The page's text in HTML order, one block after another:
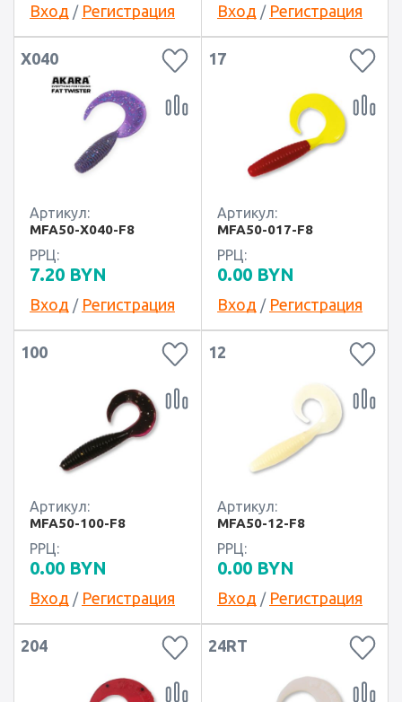
Вход / Регистрация Вход / Регистрация
X040
Артикул:
MFA50-X040-F8
РРЦ:
7.20 BYN
Вход / Регистрация
17
Артикул:
MFA50-017-F8
РРЦ:
0.00 BYN
Вход / Регистрация
100
Артикул:
MFA50-100-F8
РРЦ:
0.00 BYN
Вход / Регистрация
12
Артикул:
MFA50-12-F8
РРЦ:
0.00 BYN
Вход / Регистрация
204 24RT